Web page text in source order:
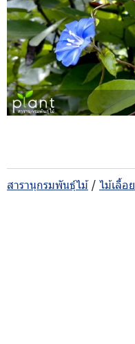
สารานุกรมพันธุ์ไม้/ ไม้เลื้อย